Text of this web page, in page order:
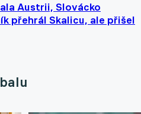
Austrii, Slovácko
přehrál Skalicu, ale přišel